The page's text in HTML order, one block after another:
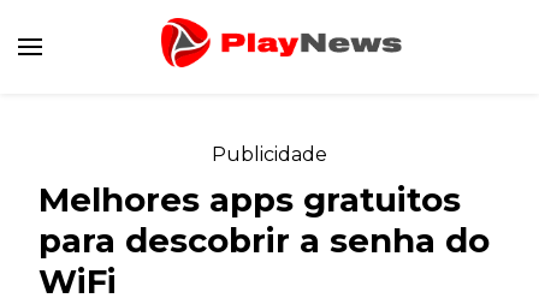
Publicidade
Melhores apps gratuitos
para descobrir a senha do
WiFi